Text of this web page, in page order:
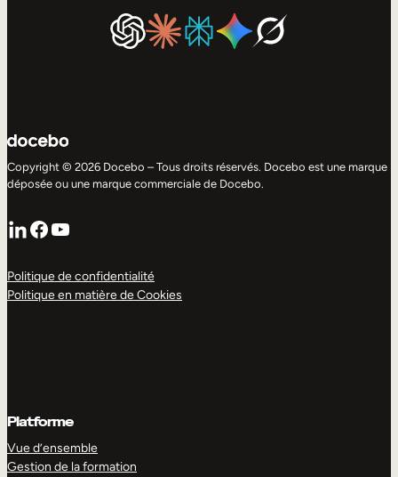
Copyright © 2026 Docebo – Tous droits réservés. Docebo est une marque
déposée ou une marque commerciale de Docebo.
LinkedIn
Facebook
YouTube
Politique de confidentialité
Politique en matière de Cookies
Platforme
Vue d’ensemble
Gestion de la formation